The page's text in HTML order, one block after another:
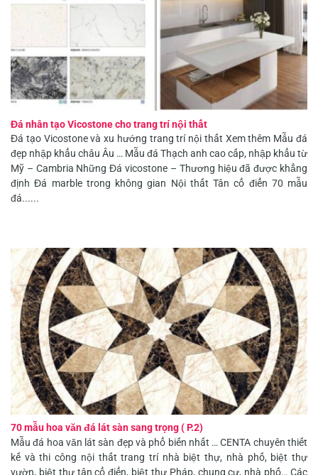
Đá nhân tạo Vicostone cho trang trí nội thất
Đá tạo Vicostone và xu hướng trang trí nội thất Xem thêm Mẫu đá
đẹp nhập khẩu châu Âu … Mẫu đá Thạch anh cao cấp, nhập khẩu từ
Mỹ – Cambria Những Đá vicostone – Thương hiệu đã được khẳng
định Đá marble trong không gian Nội thất Tân cổ điển 70 mẫu
đá......
70 mẫu hoa văn đá lát sàn sang trọng ( P.2)
Mẫu đá hoa văn lát sàn đẹp và phổ biến nhất … CENTA chuyên thiết
kế và thi công nội thất trang trí nhà biệt thự, nhà phố, biệt thự
vườn, biệt thự tân cổ điển, biệt thự Pháp, chung cư, nhà phố… Các